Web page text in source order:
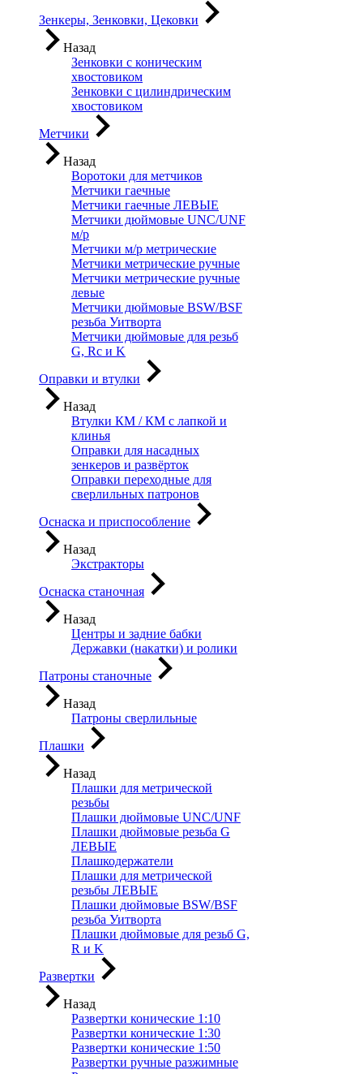
Зенкеры, Зенковки, Цековки
Назад
Зенковки с коническим
хвостовиком
Зенковки с цилиндрическим
хвостовиком
Метчики
Назад
Воротоки для метчиков
Метчики гаечные
Метчики гаечные ЛЕВЫЕ
Метчики дюймовые UNC/UNF
м/р
Метчики м/р метрические
Метчики метрические ручные
Метчики метрические ручные
левые
Метчики дюймовые BSW/BSF
резьба Уитворта
Метчики дюймовые для резьб
G, Rc и K
Оправки и втулки
Назад
Втулки КМ / КМ с лапкой и
клинья
Оправки для насадных
зенкеров и развёрток
Оправки переходные для
сверлильных патронов
Оснаска и приспособление
Назад
Экстракторы
Оснаска станочная
Назад
Центры и задние бабки
Державки (накатки) и ролики
Патроны станочные
Назад
Патроны сверлильные
Плашки
Назад
Плашки для метрической
резьбы
Плашки дюймовые UNC/UNF
Плашки дюймовые резьба G
ЛЕВЫЕ
Плашкодержатели
Плашки для метрической
резьбы ЛЕВЫЕ
Плашки дюймовые BSW/BSF
резьба Уитворта
Плашки дюймовые для резьб G,
R и K
Развертки
Назад
Развертки конические 1:10
Развертки конические 1:30
Развертки конические 1:50
Развертки ручные разжимные